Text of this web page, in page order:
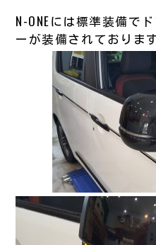
N-ONEには標準装備で
ーが装備されております